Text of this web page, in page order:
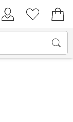
Kundenkonto
Merkliste